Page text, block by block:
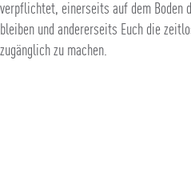
verpflichtet, einerseits auf dem Boden
bleiben und andererseits Euch die
zugänglich zu machen.